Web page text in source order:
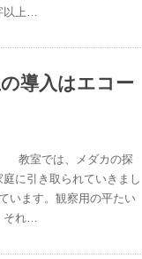
以上…
導入はエコー
教室では、メダカの探
に引き取られていきまし
います。観察用の平たい
それ…